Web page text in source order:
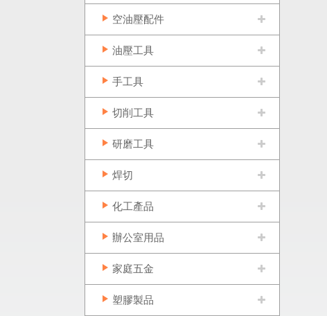
空油壓配件
油壓工具
手工具
切削工具
研磨工具
焊切
化工產品
辦公室用品
家庭五金
塑膠製品